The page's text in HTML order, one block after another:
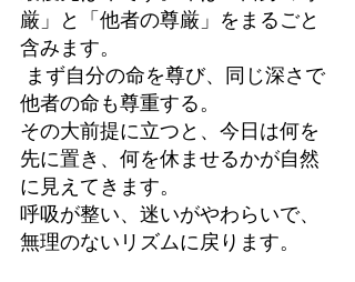
厳」と「他者の尊厳」をまるごと
含みます。
まず自分の命を尊び、同じ深さで
他者の命も尊重する。
その大前提に立つと、今日は何を
先に置き、何を休ませるかが自然
に見えてきます。
呼吸が整い、迷いがやわらいで、
無理のないリズムに戻ります。